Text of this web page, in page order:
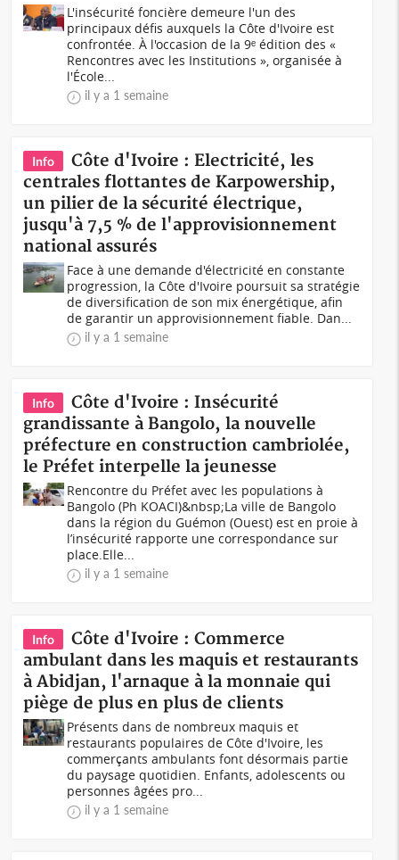
L'insécurité foncière demeure l'un des
principaux défis auxquels la Côte d'Ivoire est
confrontée. À l'occasion de la 9ᵉ édition des «
Rencontres avec les Institutions », organisée à
l'École...
il y a 1 semaine
Info
Côte d'Ivoire : Electricité, les
centrales flottantes de Karpowership,
un pilier de la sécurité électrique,
jusqu'à 7,5 % de l'approvisionnement
national assurés
Face à une demande d'électricité en constante
progression, la Côte d'Ivoire poursuit sa stratégie
de diversification de son mix énergétique, afin
de garantir un approvisionnement fiable. Dan...
il y a 1 semaine
Info
Côte d'Ivoire : Insécurité
grandissante à Bangolo, la nouvelle
préfecture en construction cambriolée,
le Préfet interpelle la jeunesse
Rencontre du Préfet avec les populations à
Bangolo (Ph KOACI)&nbsp;La ville de Bangolo
dans la région du Guémon (Ouest) est en proie à
l’insécurité rapporte une correspondance sur
place.Elle...
il y a 1 semaine
Info
Côte d'Ivoire : Commerce
ambulant dans les maquis et restaurants
à Abidjan, l'arnaque à la monnaie qui
piège de plus en plus de clients
Présents dans de nombreux maquis et
restaurants populaires de Côte d'Ivoire, les
commerçants ambulants font désormais partie
du paysage quotidien. Enfants, adolescents ou
personnes âgées pro...
il y a 1 semaine